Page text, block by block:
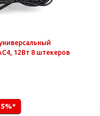
12Вт 8 штекеров